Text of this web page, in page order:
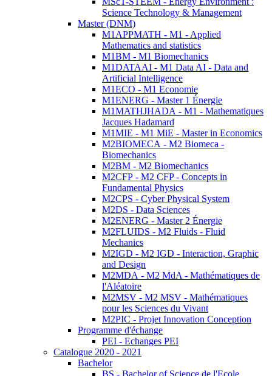
Science Technology & Management
Master (DNM)
M1APPMATH - M1 - Applied
Mathematics and statistics
M1BM - M1 Biomechanics
M1DATAAI - M1 Data AI - Data and
Artificial Intelligence
M1ECO - M1 Economie
M1ENERG - Master 1 Énergie
M1MATHJHADA - M1 - Mathematiques
Jacques Hadamard
M1MIE - M1 MiE - Master in Economics
M2BIOMECA - M2 Biomeca -
Biomechanics
M2BM - M2 Biomechanics
M2CFP - M2 CFP - Concepts in
Fundamental Physics
M2CPS - Cyber Physical System
M2DS - Data Sciences
M2ENERG - Master 2 Énergie
M2FLUIDS - M2 Fluids - Fluid
Mechanics
M2IGD - M2 IGD - Interaction, Graphic
and Design
M2MDA - M2 MdA - Mathématiques de
l'Aléatoire
M2MSV - M2 MSV - Mathématiques
pour les Sciences du Vivant
M2PIC - Projet Innovation Conception
Programme d'échange
PEI - Echanges PEI
Catalogue 2020 - 2021
Bachelor
BS - Bachelor of Science de l'Ecole